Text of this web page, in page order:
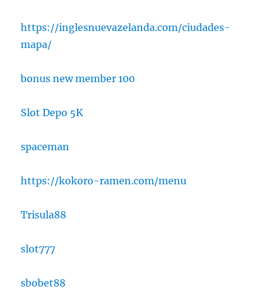
https://inglesnuevazelanda.com/ciudades-
mapa/
bonus new member 100
Slot Depo 5K
spaceman
https://kokoro-ramen.com/menu
Trisula88
slot777
sbobet88